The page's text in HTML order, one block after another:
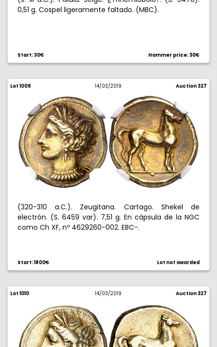
0,51 g. Cospel ligeramente faltado. (MBC).
Start: 30€ Hammer price: 30€
Lot 1009 14/03/2019 Auction 327
(320-310 a.C.). Zeugitana. Cartago. Shekel de
electrón. (S. 6459 var). 7,51 g. En cápsula de la NGC
como Ch XF, nº 4629260-002. EBC-.
Start: 1800€ Lot not awarded
Lot 1010 14/03/2019 Auction 327